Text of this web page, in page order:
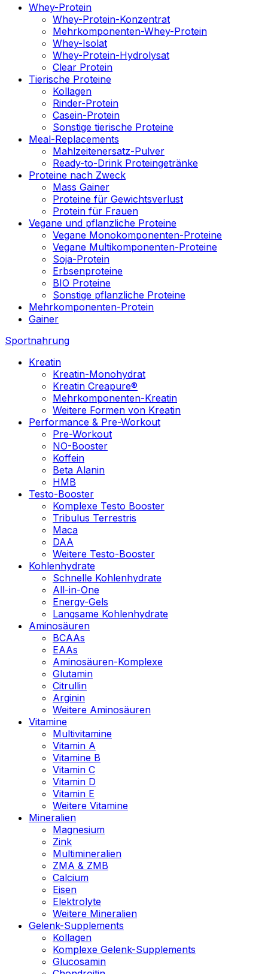
Whey-Protein
Whey-Protein-Konzentrat
Mehrkomponenten-Whey-Protein
Whey-Isolat
Whey-Protein-Hydrolysat
Clear Protein
Tierische Proteine
Kollagen
Rinder-Protein
Casein-Protein
Sonstige tierische Proteine
Meal-Replacements
Mahlzeitenersatz-Pulver
Ready-to-Drink Proteingetränke
Proteine nach Zweck
Mass Gainer
Proteine für Gewichtsverlust
Protein für Frauen
Vegane und pflanzliche Proteine
Vegane Monokomponenten-Proteine
Vegane Multikomponenten-Proteine
Soja-Protein
Erbsenproteine
BIO Proteine
Sonstige pflanzliche Proteine
Mehrkomponenten-Protein
Gainer
Sportnahrung
Kreatin
Kreatin-Monohydrat
Kreatin Creapure®
Mehrkomponenten-Kreatin
Weitere Formen von Kreatin
Performance & Pre-Workout
Pre-Workout
NO-Booster
Koffein
Beta Alanin
HMB
Testo-Booster
Komplexe Testo Booster
Tribulus Terrestris
Maca
DAA
Weitere Testo-Booster
Kohlenhydrate
Schnelle Kohlenhydrate
All-in-One
Energy-Gels
Langsame Kohlenhydrate
Aminosäuren
BCAAs
EAAs
Aminosäuren-Komplexe
Glutamin
Citrullin
Arginin
Weitere Aminosäuren
Vitamine
Multivitamine
Vitamin A
Vitamine B
Vitamin C
Vitamin D
Vitamin E
Weitere Vitamine
Mineralien
Magnesium
Zink
Multimineralien
ZMA & ZMB
Calcium
Eisen
Elektrolyte
Weitere Mineralien
Gelenk-Supplements
Kollagen
Komplexe Gelenk-Supplements
Glucosamin